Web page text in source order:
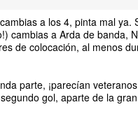
a los 4, pinta mal
cambias a Arda de banda,
de colocación, al menos
parte, ¡parecían
gol, aparte de la